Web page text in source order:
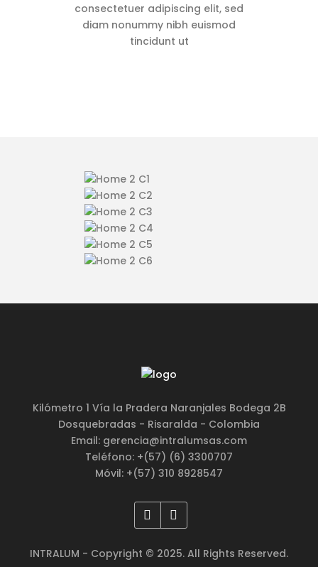
consectetuer adipiscing elit, sed
diam nonummy nibh euismod
tincidunt ut
Kilómetro 1 Vía la Pradera Naranjales Bodega 2B
Dosquebradas - Risaralda - Colombia
Email: gerencia@intralumsas.com
Teléfono: +(57) (6) 3300707
Móvil: +(57) 310 8928547
INTRALUM - Copyright © 2025. All Rights Reserved.